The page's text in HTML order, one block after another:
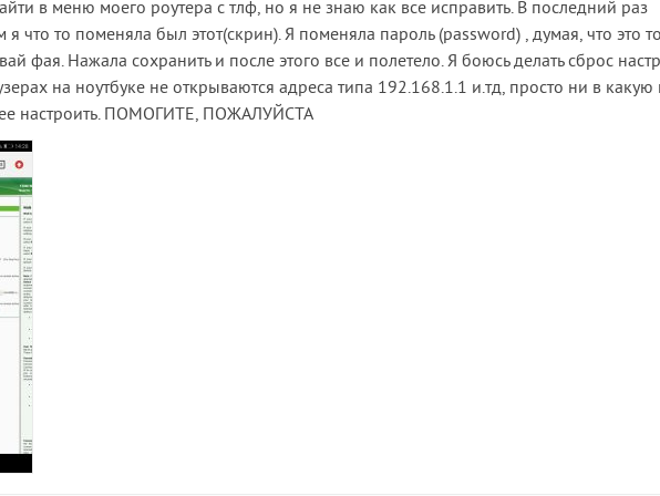
в меню моего роутера с тлф, но я не знаю как все исправить. В последний раз
я что то поменяла был этот(скрин). Я поменяла пароль (password) , думая, что это
фая. Нажала сохранить и после этого все и полетело. Я боюсь делать сброс
на ноутбуке не открываются адреса типа 192.168.1.1 и.тд, просто ни в какую
настроить. ПОМОГИТЕ, ПОЖАЛУЙСТА